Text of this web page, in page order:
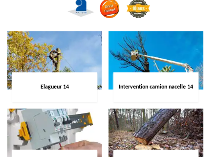
Elagueur 14 Intervention camion nacelle 14